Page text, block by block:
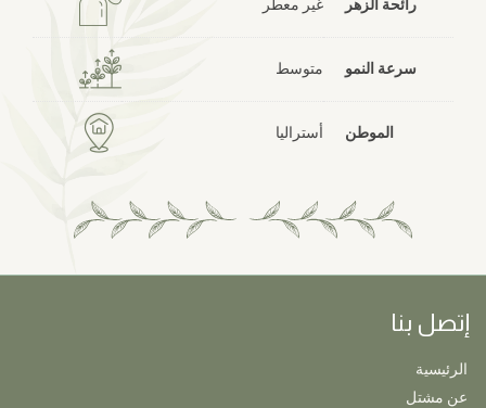
رائحة الزهر غير معطر
سرعة النمو متوسط
الموطن أستراليا
إتصل بنا
الرئيسية
عن مشتل